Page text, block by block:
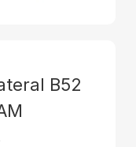
B52